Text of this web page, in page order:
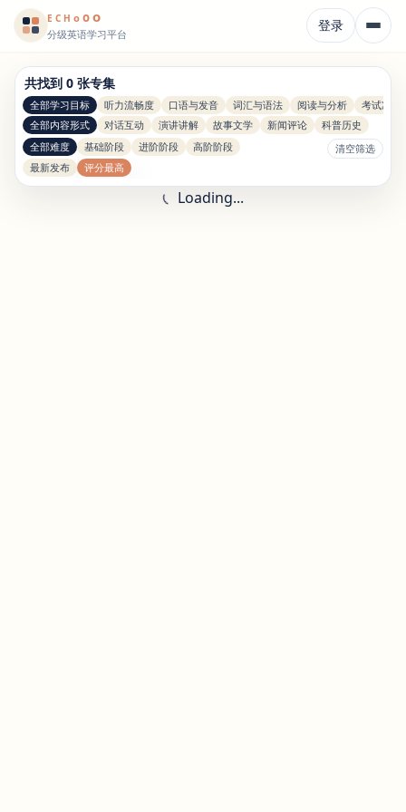
ECHooo
分级英语学习平台 登录
共找到 0 张专集
全部学习目标 听力流畅度 口语与发音 词汇与语法 阅读与分析
考试准备
全部内容形式
对话互动 演讲讲解 故事文学 新闻评论
科普历史
全部难度
基础阶段 进阶阶段 高阶阶段
清空筛选
最新发布
评分最高
Loading...